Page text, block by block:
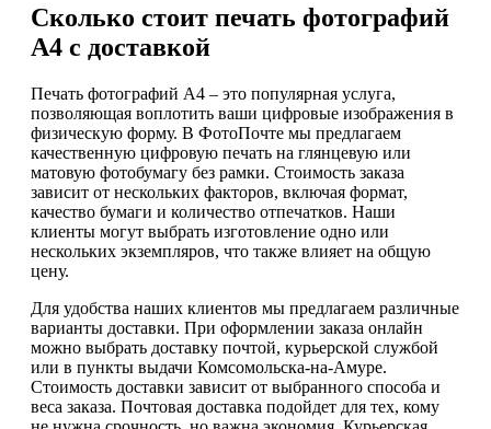
Сколько стоит печать фотографий
А4 с доставкой
Печать фотографий А4 – это популярная услуга,
позволяющая воплотить ваши цифровые изображения в
физическую форму. В ФотоПочте мы предлагаем
качественную цифровую печать на глянцевую или
матовую фотобумагу без рамки. Стоимость заказа
зависит от нескольких факторов, включая формат,
качество бумаги и количество отпечатков. Наши
клиенты могут выбрать изготовление одно или
нескольких экземпляров, что также влияет на общую
цену.
Для удобства наших клиентов мы предлагаем различные
варианты доставки. При оформлении заказа онлайн
можно выбрать доставку почтой, курьерской службой
или в пункты выдачи Комсомольска-на-Амуре.
Стоимость доставки зависит от выбранного способа и
веса заказа. Почтовая доставка подойдет для тех, кому